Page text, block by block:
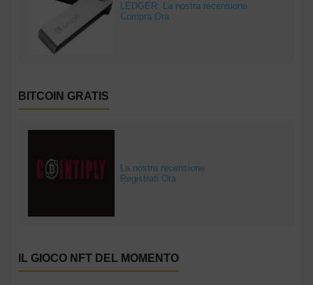
LEDGER: La nostra recensione
Compra Ora
BITCOIN GRATIS
La nostra recensione
Registrati Ora
IL GIOCO NFT DEL MOMENTO